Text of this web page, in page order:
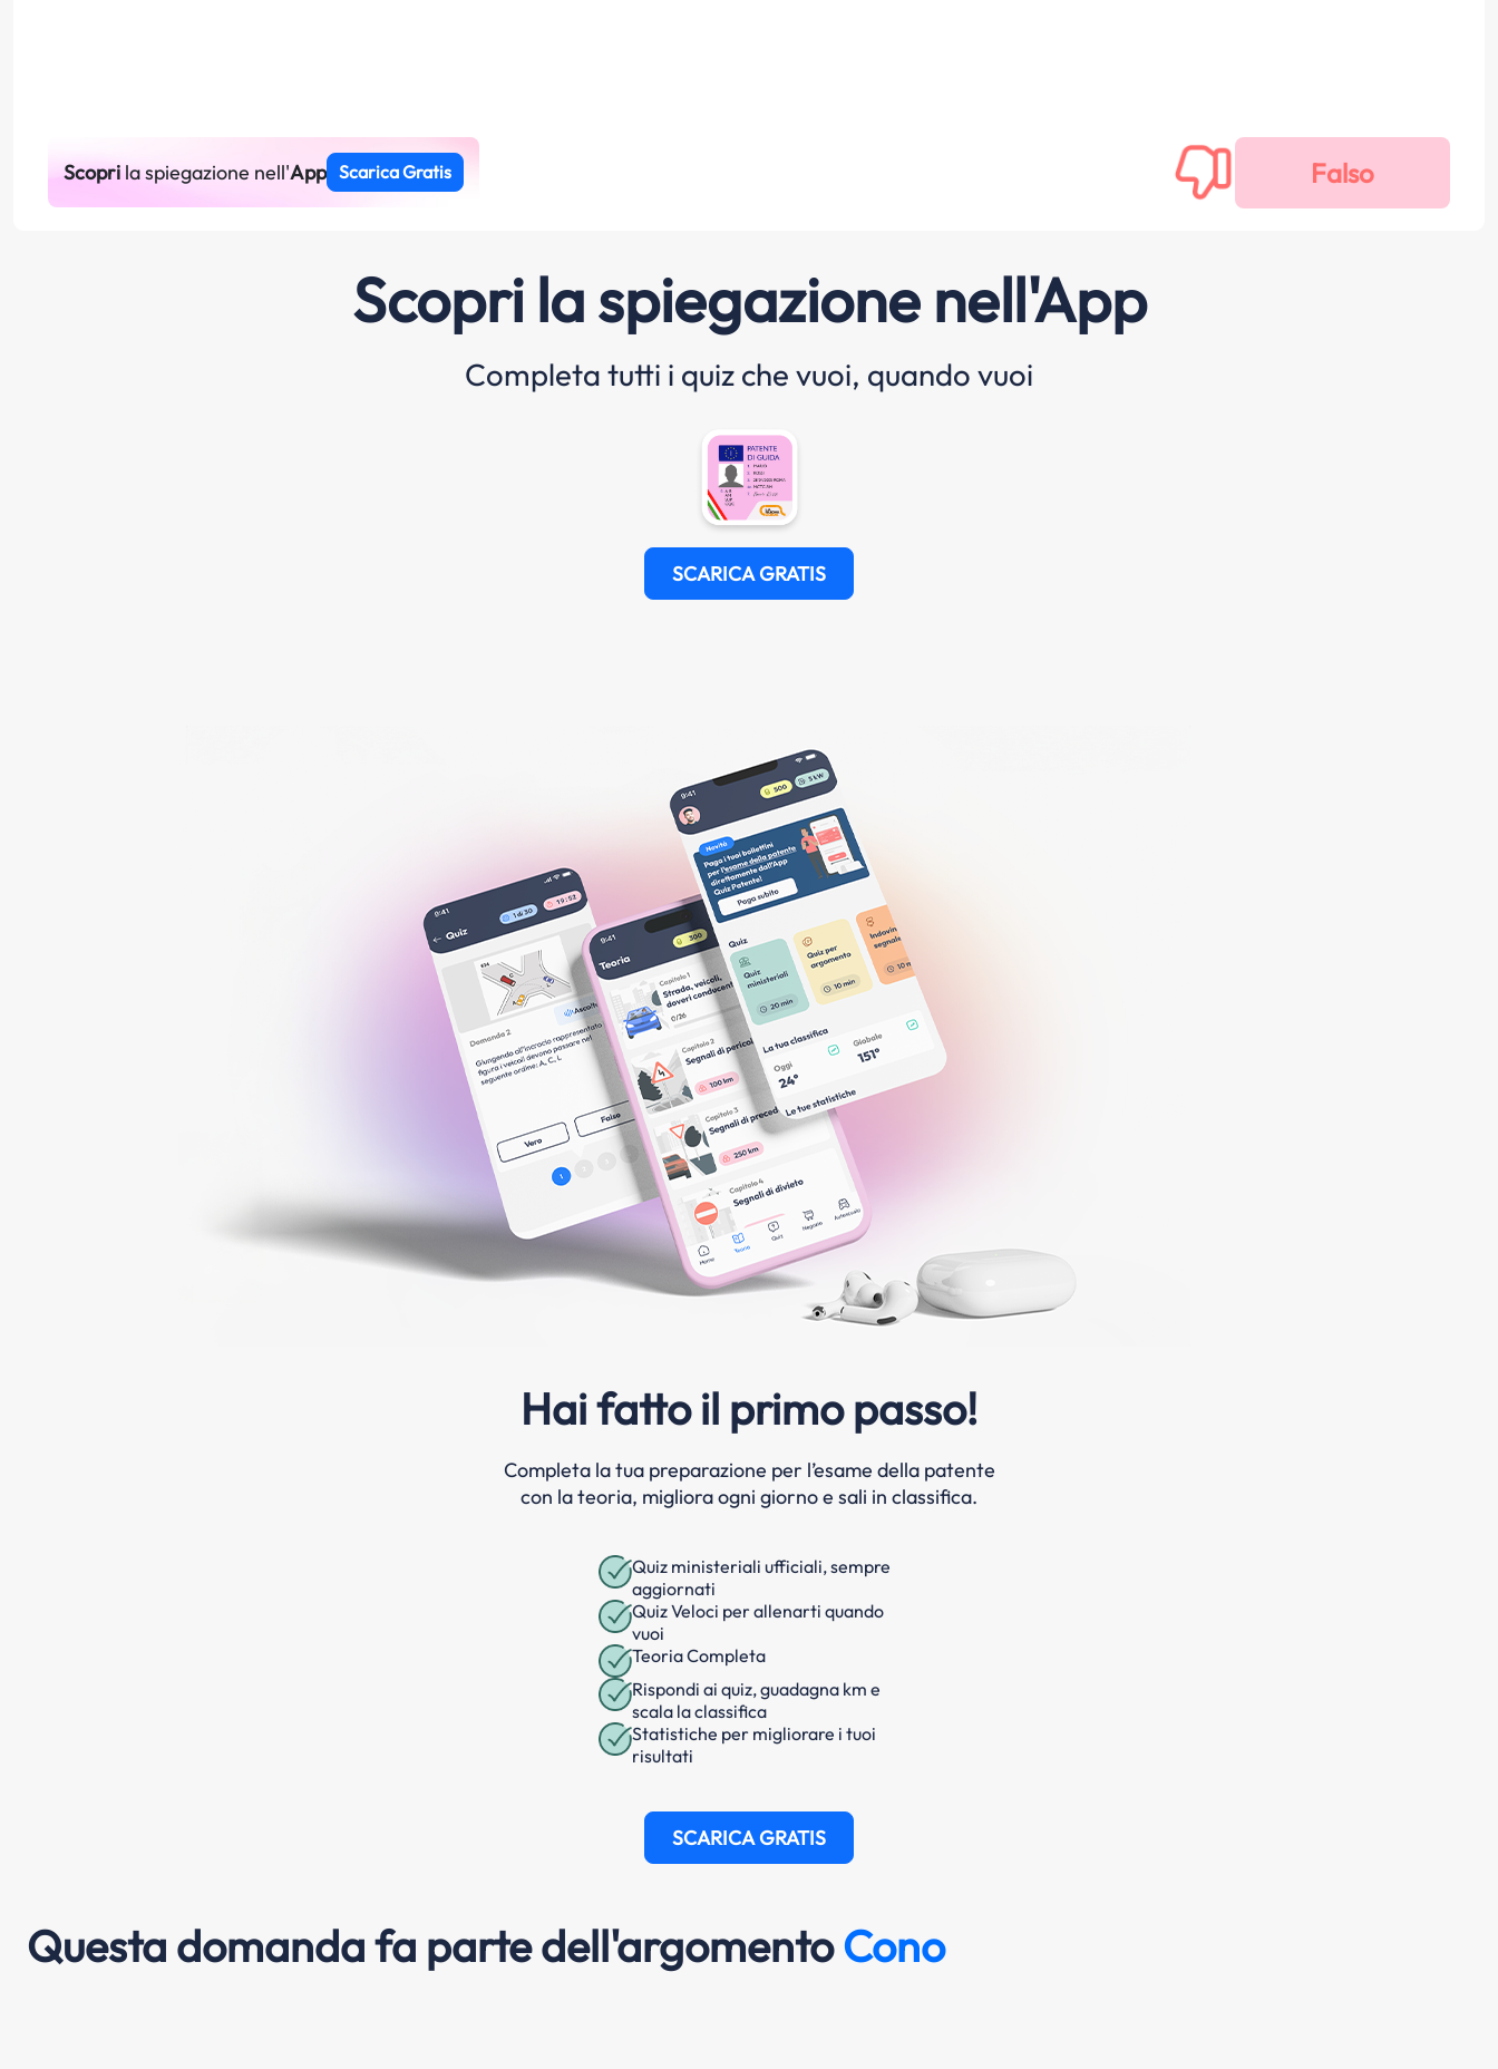
Scoprila spiegazione nell'App Scarica Gratis
Scopri la spiegazione nell'App
Completa tutti i quiz che vuoi, quando vuoi
SCARICA GRATIS
Hai fatto il primo passo!
Completa la tua preparazione per l’esame della patente
con la teoria, migliora ogni giorno e sali in classifica.
Quiz ministeriali ufficiali, sempre
aggiornati
Quiz Veloci per allenarti quando
vuoi
Teoria Completa
Rispondi ai quiz, guadagna km e
scala la classifica
Statistiche per migliorare i tuoi
risultati
SCARICA GRATIS
Questa domanda fa parte dell'argomentoCono